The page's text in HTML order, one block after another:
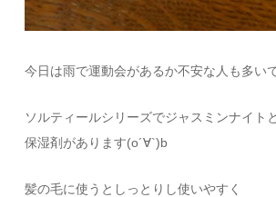
今日は雨で運動会があるか不安な人も多い
ソルティールシリーズでジャスミンナイト
保湿剤があります(o´∀`)b
髪の毛に使うとしっとりし使いやすく